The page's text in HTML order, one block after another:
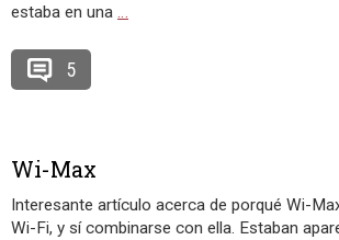
estaba en una …
5
Wi-Max
Interesante artículo acerca de porqué Wi-
Wi-Fi, y sí combinarse con ella. Estaban